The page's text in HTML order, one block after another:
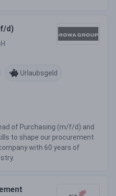
d)
Urlaubsgeld
of Purchasing (m/f/d) and
to shape our procurement
with 60 years of